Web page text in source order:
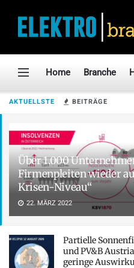
AKTUELLSTE BEITRÄGE
Über 1.000
Firmenpleiten wieder
Krisen-Niveau“
22. MÄRZ 2022
Partielle
und PV&B
geringe
Home Branche